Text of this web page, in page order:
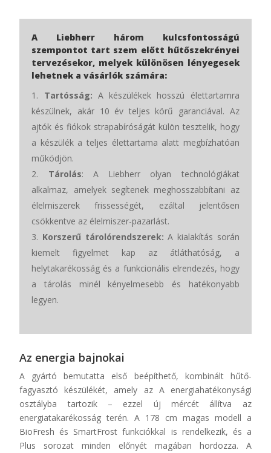
A Liebherr három kulcsfontosságú
szempontot tart szem előtt hűtőszekrényei
tervezésekor, melyek különösen lényegesek
lehetnek a vásárlók számára:
Tartósság: A készülékek hosszú élettartamra
készülnek, akár 10 év teljes körű garanciával. Az
ajtók és fiókok strapabíróságát külön tesztelik, hogy
a készülék a teljes élettartama alatt megbízhatóan
működjön.
Tárolás: A Liebherr olyan technológiákat
alkalmaz, amelyek segítenek meghosszabbítani az
élelmiszerek frissességét, ezáltal jelentősen
csökkentve az élelmiszer-pazarlást.
Korszerű tárolórendszerek: A kialakítás során
kiemelt figyelmet kap az átláthatóság, a
helytakarékosság és a funkcionális elrendezés, hogy
a tárolás minél kényelmesebb és hatékonyabb
legyen.
Az energia bajnokai
A gyártó bemutatta első beépíthető, kombinált hűtő-
fagyasztó készülékét, amely az A energiahatékonysági
osztályba tartozik – ezzel új mércét állítva az
energiatakarékosság terén. A 178 cm magas modell a
BioFresh és SmartFrost funkciókkal is rendelkezik, és a
Plus sorozat minden előnyét magában hordozza. A